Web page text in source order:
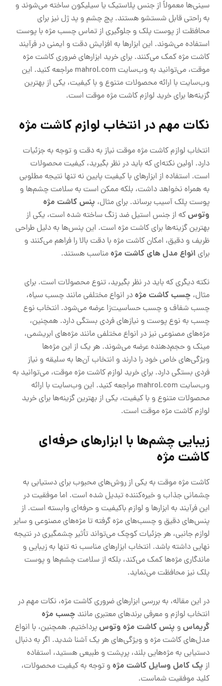
سینی‌ها معمولاً از جنس پلاستیک یا سیلیکون ساخته می‌شوند و
به راحتی قابل شستشو هستند. پچ چشم و پد ژل نیز برای
محافظت از پوست پلک و جلوگیری از تماس چسب مژه با پوست
استفاده می‌شوند. این ابزارها به افزایش دقت و ایمنی در فرآیند
کاشت مژه کمک می‌کنند. برای خرید ابزارهای ضروری کاشت مژه
موقت، می‌توانید به وب‌سایت mahrol.com مراجعه کنید. این
وب‌سایت با ارائه محصولات متنوع و با کیفیت، یکی از بهترین
گزینه‌ها برای خرید لوازم کاشت مژه موقت است.
نکات مهم در انتخاب لوازم کاشت مژه
انتخاب لوازم کاشت مژه موقت نیاز به دقت و توجه به جزئیات
دارد. اولین نکته‌ای که باید در نظر بگیرید، کیفیت محصولات
است. استفاده از ابزارهای با کیفیت پایین نه تنها نتیجه مطلوبی
به همراه نخواهد داشت، بلکه ممکن است به سلامت چشم‌ها و
پوست پلک آسیب برساند. برای مثال، پنس کاشت مژه
وتوسکه از جنس استیل ضد زنگ ساخته شده است، یکی از
بهترین گزینه‌ها برای کاشت مژه است. این پنس‌ها به دلیل طراحی
ظریف و دقیق، امکان کاشت مژه با دقت بالا را فراهم می‌کنند و
برای انواع مدل های کاشت مژهمناسب هستند.
نکته دیگری که باید در نظر بگیرید، تنوع محصولات است. برای
مثال، چسب کاشت مژهدر انواع مختلفی مانند چسب سیاه،
چسب شفاف و چسب حساسیت‌زا عرضه می‌شود. انتخاب نوع
چسب به نوع پوست و نیازهای فردی بستگی دارد. همچنین،
مژه‌های مصنوعی نیز در انواع مختلفی مانند مژه‌های ابریشمی،
مینک و حجم‌دهنده عرضه می‌شوند. هر یک از این مژه‌ها
ویژگی‌های خاص خود را دارند و انتخاب آن‌ها به سلیقه و نیاز
فردی بستگی دارد. برای خرید لوازم کاشت مژه موقت، می‌توانید به
وب‌سایت mahrol.com مراجعه کنید. این وب‌سایت با ارائه
محصولات متنوع و با کیفیت، یکی از بهترین گزینه‌ها برای خرید
لوازم کاشت مژه موقت است.
زیبایی چشم‌ها با ابزارهای حرفه‌ای
کاشت مژه
کاشت مژه موقت به یکی از روش‌های محبوب برای دستیابی به
چشمانی جذاب و خیره‌کننده تبدیل شده است. اما موفقیت در
این فرآیند به ابزارها و لوازم باکیفیت و حرفه‌ای وابسته است. از
پنس‌های دقیق و چسب‌های مژه گرفته تا مژه‌های مصنوعی و سایر
لوازم جانبی، هر جزئیات کوچک می‌تواند تأثیر چشمگیری در نتیجه
نهایی داشته باشد. انتخاب ابزارهای مناسب نه تنها به زیبایی و
ماندگاری مژه‌ها کمک می‌کند، بلکه از سلامت چشم‌ها و پوست
پلک نیز محافظت می‌نماید.
در این مقاله، به بررسی ابزارهای ضروری کاشت مژه، نکات مهم در
انتخاب لوازم و معرفی برندهای معتبری مانند چسب مژه
گریماس و پنس کاشت مژه وتوسپرداختیم. همچنین، با انواع
مدل‌های کاشت مژه و ویژگی‌های هر یک آشنا شدید. اگر به دنبال
دستیابی به مژه‌هایی بلند، پرپشت و طبیعی هستید، استفاده
از پک کامل وسایل کاشت مژه و توجه به کیفیت محصولات،
کلید موفقیت شماست.